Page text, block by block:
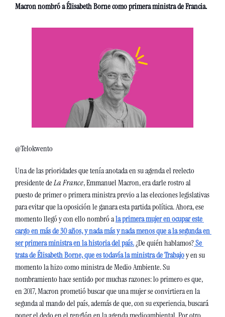
Macron nombró a Élisabeth Borne como primera ministra de Francia.
@Telokwento
Una de las prioridades que tenía anotada en su agenda el reelecto
presidente de La France, Emmanuel Macron, era darle rostro al
puesto de primer o primera ministra previo a las elecciones legislativas
para evitar que la oposición le ganara esta partida política. Ahora, ese
momento llegó y con ello nombró a la primera mujer en ocupar este
cargo en más de 30 años, y nada más y nada menos que a la segunda en
ser primera ministra en la historia del país. ¿De quién hablamos?Se
trata de Élisabeth Borne, que es todavía la ministra de Trabajo y en su
momento la hizo como ministra de Medio Ambiente. Su
nombramiento hace sentido por muchas razones: lo primero es que,
en 2017, Macron prometió buscar que una mujer se convirtiera en la
segunda al mando del país, además de que, con su experiencia, buscará